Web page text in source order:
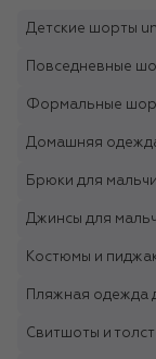
Детские шорты
Повседневные
Формальные
Домашняя
Брюки для
Джинсы для
Костюмы и
Пляжная одежда
Свитшоты и